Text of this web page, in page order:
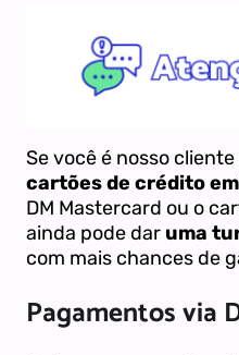
Se você é nosso
cartões de crédito
DM Mastercard ou o
ainda pode dar uma
com mais chances de
Pagamentos via